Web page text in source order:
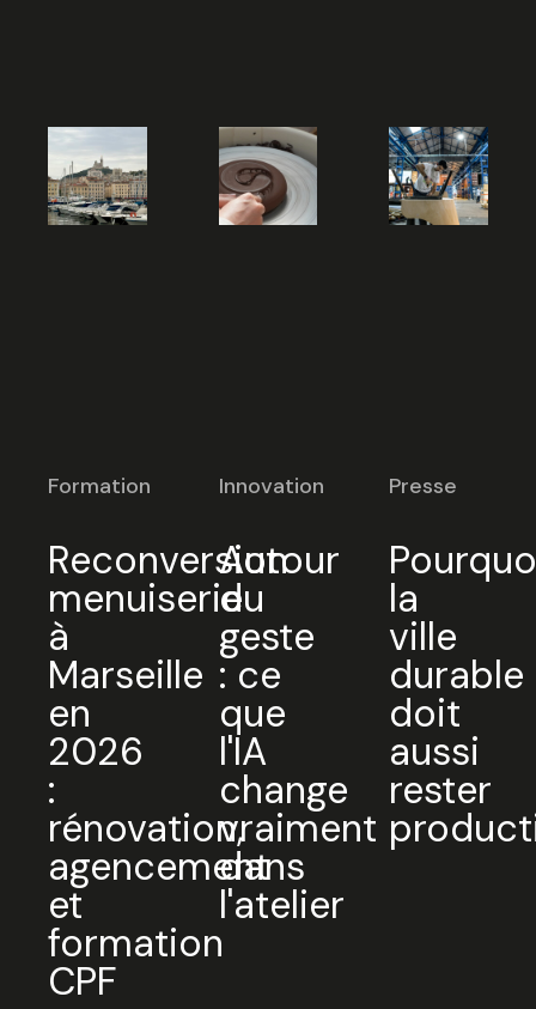
Formation
Reconversion
menuiserie
à
Marseille
en
2026
:
rénovation,
agencement
et
formation
CPF
Innovation
Autour
du
geste
: ce
que
l'IA
change
vraiment
dans
l'atelier
Presse
la
ville
durable
doit
aussi
rester